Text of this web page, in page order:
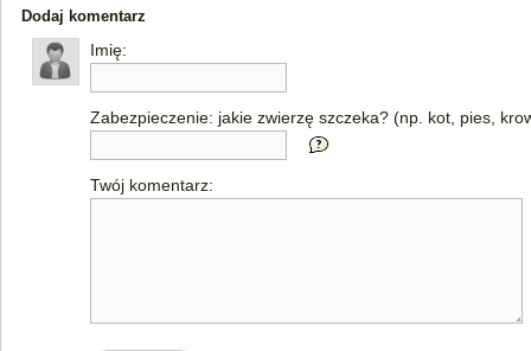
Dodaj komentarz
Imię:
Zabezpieczenie: jakie zwierzę szczeka? (np. kot, pies,
Twój komentarz: